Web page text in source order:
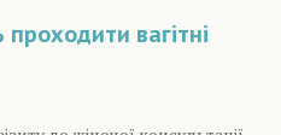
вагітні